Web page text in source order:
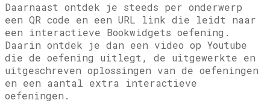
Daarnaast ontdek je steeds per onderwerp
een QR code en een URL link die leidt naar
een interactieve Bookwidgets oefening.
Daarin ontdek je dan een video op Youtube
die de oefening uitlegt, de uitgewerkte en
uitgeschreven oplossingen van de oefeningen
en een aantal extra interactieve
oefeningen.